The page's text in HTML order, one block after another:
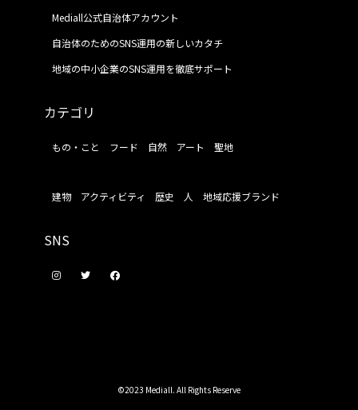
Mediall公式自治体アカウント
自治体のためのSNS運用の新しいカタチ
地域の中小企業のSNS運用を徹底サポート
カテゴリ
もの・こと フード 自然 アート 聖地
建物 アクティビティ 歴史 人 地域応援ブランド
SNS
©2023 Mediall. All Rights Reserve